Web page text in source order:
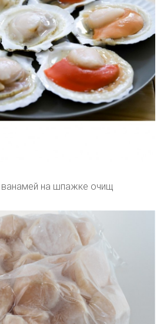
ванамей на шпажке очищ